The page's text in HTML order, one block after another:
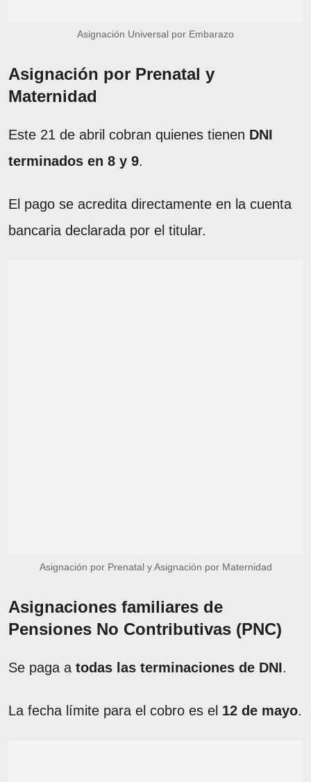
Asignación Universal por Embarazo
Asignación por Prenatal y
Maternidad
Este 21 de abril cobran quienes tienen DNI
terminados en 8 y 9.
El pago se acredita directamente en la cuenta
bancaria declarada por el titular.
Asignación por Prenatal y Asignación por Maternidad
Asignaciones familiares de
Pensiones No Contributivas (PNC)
Se paga a todas las terminaciones de DNI.
La fecha límite para el cobro es el 12 de mayo.